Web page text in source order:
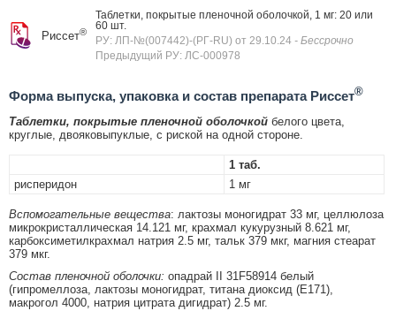
Риссет®
Таблетки, покрытые пленочной оболочкой, 1 мг: 20 или
60 шт.
РУ: ЛП-№(007442)-(РГ-RU) от 29.10.24 - Бессрочно
Предыдущий РУ: ЛС-000978
Форма выпуска, упаковка и состав препарата Риссет®
Таблетки, покрытые пленочной оболочкой белого цвета,
круглые, двояковыпуклые, с риской на одной стороне.
1 таб.
рисперидон
1 мг
Вспомогательные вещества: лактозы моногидрат 33 мг, целлюлоза
микрокристаллическая 14.121 мг, крахмал кукурузный 8.621 мг,
карбоксиметилкрахмал натрия 2.5 мг, тальк 379 мкг, магния стеарат
379 мкг.
Состав пленочной оболочки: опадрай II 31F58914 белый
(гипромеллоза, лактозы моногидрат, титана диоксид (E171),
макрогол 4000, натрия цитрата дигидрат) 2.5 мг.